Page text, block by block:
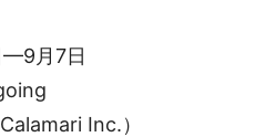
—9月7日
Inc.）